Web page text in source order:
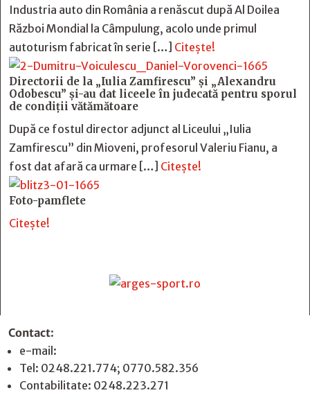
Industria auto din România a renăscut după Al Doilea
Război Mondial la Câmpulung, acolo unde primul
autoturism fabricat în serie […] Citește!
Directorii de la „Iulia Zamfirescu” și „Alexandru
Odobescu” și-au dat liceele în judecată pentru sporul
de condiții vătămătoare
După ce fostul director adjunct al Liceului „Iulia
Zamfirescu” din Mioveni, profesorul Valeriu Fianu, a
fost dat afară ca urmare […] Citește!
Foto-pamflete
Citește!
Contact:
e-mail:
Tel: 0248.221.774; 0770.582.356
Contabilitate: 0248.223.271